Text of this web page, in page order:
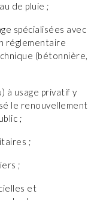
de pluie ;
spécialisées avec
réglementaire
(bétonnière,
à usage privatif y
le renouvellement
;
;
;
et